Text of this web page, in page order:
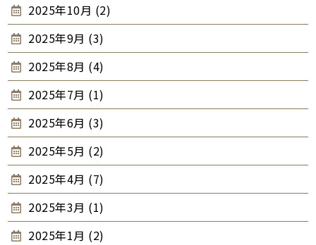
2025年10月 (2)
2025年9月 (3)
2025年8月 (4)
2025年7月 (1)
2025年6月 (3)
2025年5月 (2)
2025年4月 (7)
2025年3月 (1)
2025年1月 (2)